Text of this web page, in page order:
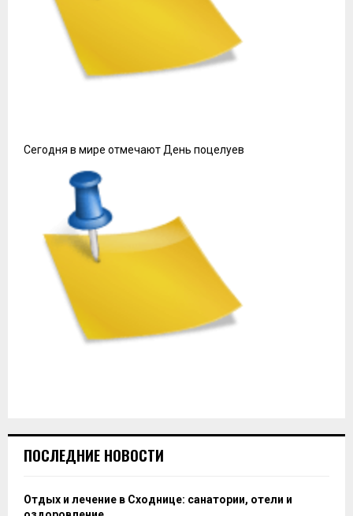
Сегодня в мире отмечают День поцелуев
ПОСЛЕДНИЕ НОВОСТИ
Отдых и лечение в Сходнице: санатории, отели и